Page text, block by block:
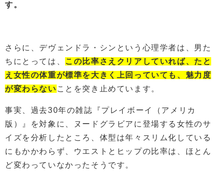
す。
さらに、デヴェンドラ・シンという心理学者は、男た
ちにとっては、
この比率さえクリアしていれば、たと
え女性の体重が標準を大きく上回っていても、魅力度
が変わらない ことを突き止めています。
事実、過去30年の雑誌『プレイボーイ（アメリカ
版）』を対象に、ヌードグラビアに登場する女性のサ
イズを分析したところ、体型は年々スリム化している
にもかかわらず、ウエストとヒップの比率は、ほとん
ど変わっていなかったそうです。